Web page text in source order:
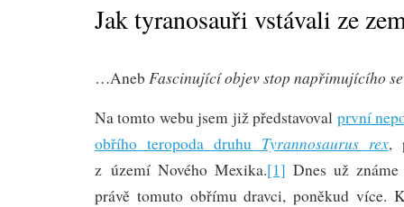
Jak tyranosauři vstávali ze
…Aneb Fascinující objev stop napřimujícího
Na tomto webu jsem již představoval první
obřího teropoda druhu Tyrannosaurus rex,
z území Nového Mexika.[1] Dnes už
právě tomuto obřímu dravci, poněkud více.